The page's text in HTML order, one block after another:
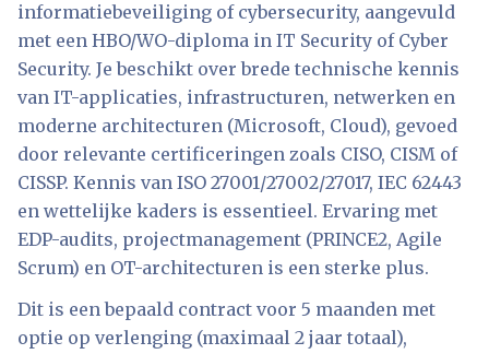
informatiebeveiliging of cybersecurity, aangevuld
met een HBO/WO-diploma in IT Security of Cyber
Security. Je beschikt over brede technische kennis
van IT-applicaties, infrastructuren, netwerken en
moderne architecturen (Microsoft, Cloud), gevoed
door relevante certificeringen zoals CISO, CISM of
CISSP. Kennis van ISO 27001/27002/27017, IEC 62443
en wettelijke kaders is essentieel. Ervaring met
EDP-audits, projectmanagement (PRINCE2, Agile
Scrum) en OT-architecturen is een sterke plus.
Dit is een bepaald contract voor 5 maanden met
optie op verlenging (maximaal 2 jaar totaal),